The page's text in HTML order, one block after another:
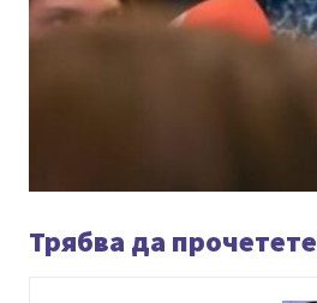
Трябва да прочетете